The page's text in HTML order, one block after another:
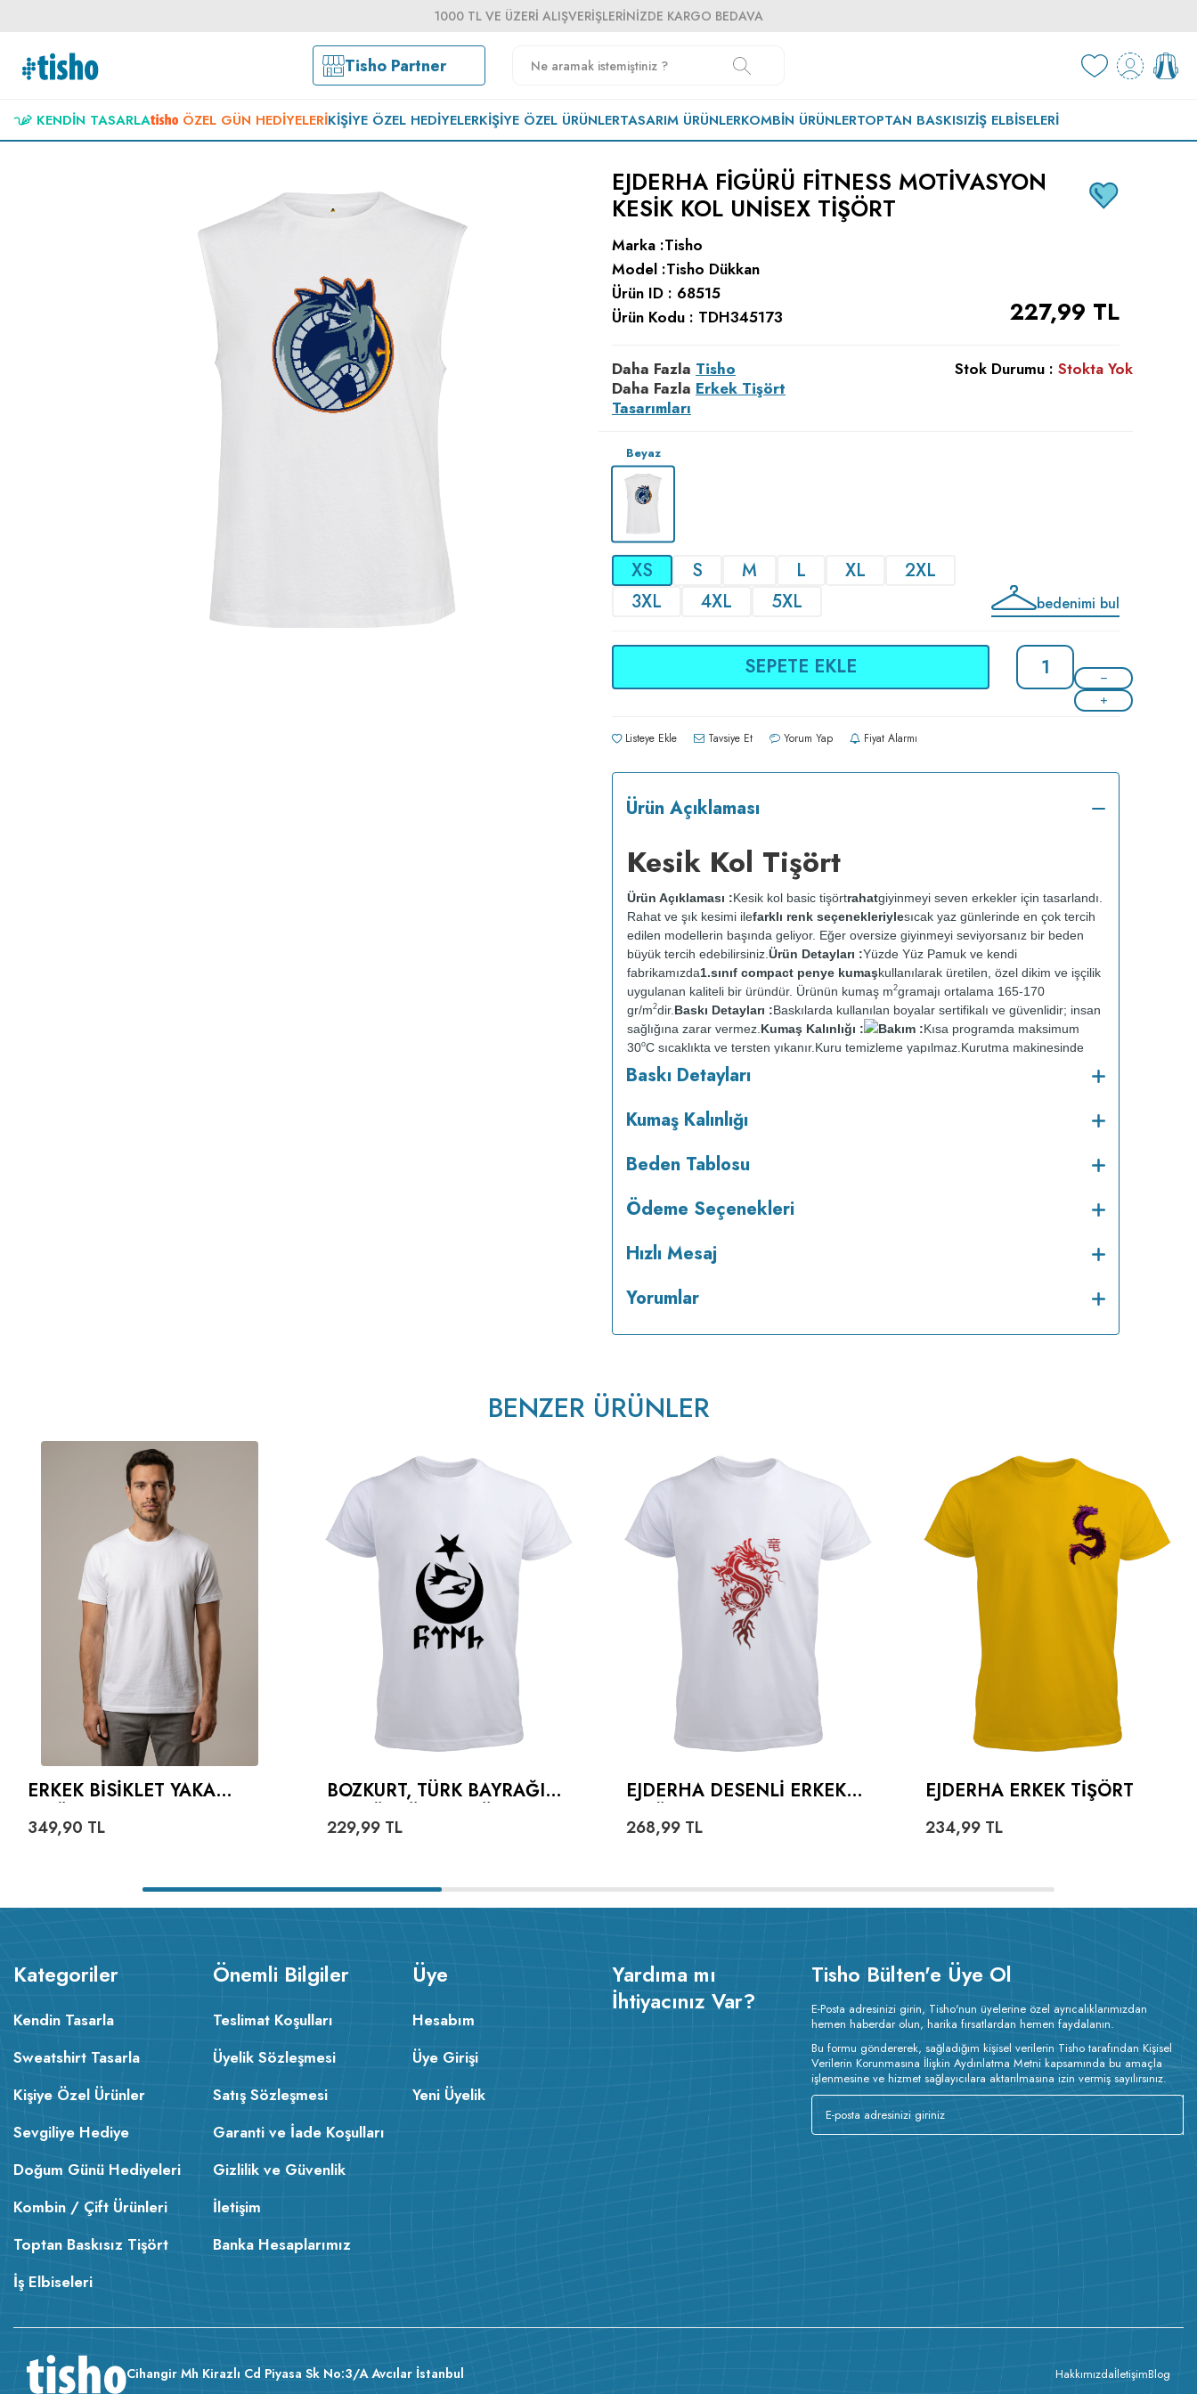
1000 TL VE ÜZERI ALIŞVERIŞLERINIZDE KARGO BEDAVA
Tisho Partner
KENDIN TASARLA ÖZEL GÜN HEDIYELERIKIŞIYE ÖZEL HEDIYELERKIŞIYE ÖZEL ÜRÜNLERTASARIM ÜRÜNLERKOMBIN ÜRÜNLERTOPTAN BASKISIZİŞ ELBISELERI
EJDERHA FIGÜRÜ FITNESS MOTIVASYON
KESIK KOL UNISEX TIŞÖRT
Marka :Tisho
Model :Tisho Dükkan
Ürün ID : 68515
Ürün Kodu : TDH345173 227,99 TL
Daha Fazla Tisho
Daha Fazla Erkek Tişört
Tasarımları
Stok Durumu : Stokta Yok
Beyaz
XS S M L XL
2XL
3XL
4XL 5XL bedenimi bul
SEPETE EKLE
Listeye Ekle Tavsiye Et Yorum Yap Fiyat Alarmı
Ürün Açıklaması
Kesik Kol Tişört
Ürün Açıklaması :Kesik kol basic tişörtrahatgiyinmeyi seven erkekler için tasarlandı.
Rahat ve şık kesimi ilefarklı renk seçenekleriylesıcak yaz günlerinde en çok tercih
edilen modellerin başında geliyor. Eğer oversize giyinmeyi seviyorsanız bir beden
büyük tercih edebilirsiniz. Ürün Detayları :Yüzde Yüz Pamuk ve kendi
fabrikamızda1.sınıf compact penye kumaşkullanılarak üretilen, özel dikim ve işçilik
uygulanan kaliteli bir üründür. Ürünün kumaş m2gramajı ortalama 165-170
gr/m2dir. Baskı Detayları :Baskılarda kullanılan boyalar sertifikalı ve güvenlidir; insan
sağlığına zarar vermez. Kumaş Kalınlığı : Bakım :Kısa programda maksimum
30oC sıcaklıkta ve tersten yıkanır. Kuru temizleme yapılmaz. Kurutma makinesinde
kurutulmaz.
Orta ısıda ve tersten ütülenir.
Baskı Detayları
Kumaş Kalınlığı
Beden Tablosu
Ödeme Seçenekleri
Hızlı Mesaj
Yorumlar
BENZER ÜRÜNLER
ERKEK BISIKLET YAKA
349,90 TL
BOZKURT, TÜRK BAYRAĞI
YAZILI ERKEK TIŞÖRT
229,99 TL
EJDERHA DESENLI ERKEK
268,99 TL
EJDERHA ERKEK TIŞÖRT
234,99 TL
Kategoriler
Kendin Tasarla
Sweatshirt Tasarla
Kişiye Özel Ürünler
Sevgiliye Hediye
Doğum Günü Hediyeleri
Kombin / Çift Ürünleri
Toptan Baskısız Tişört
İş Elbiseleri
Önemli Bilgiler
Teslimat Koşulları
Üyelik Sözleşmesi
Satış Sözleşmesi
Garanti ve İade Koşulları
Gizlilik ve Güvenlik
İletişim
Banka Hesaplarımız
Üye
Hesabım
Üye Girişi
Yeni Üyelik
Yardıma mı
İhtiyacınız Var?
Tisho Bülten'e Üye Ol
E-Posta adresinizi girin, Tisho'nun üyelerine özel ayrıcalıklarımızdan
hemen haberdar olun, harika fırsatlardan hemen faydalanın.
Bu formu göndererek, sağladığım kişisel verilerin Tisho tarafından Kişisel
Verilerin Korunmasına İlişkin Aydınlatma Metni kapsamında bu amaçla
işlenmesine ve hizmet sağlayıcılara aktarılmasına izin vermiş sayılırsınız.
Cihangir Mh Kirazlı Cd Piyasa Sk No:3/A Avcılar İstanbul HakkımızdaİletişimBlog